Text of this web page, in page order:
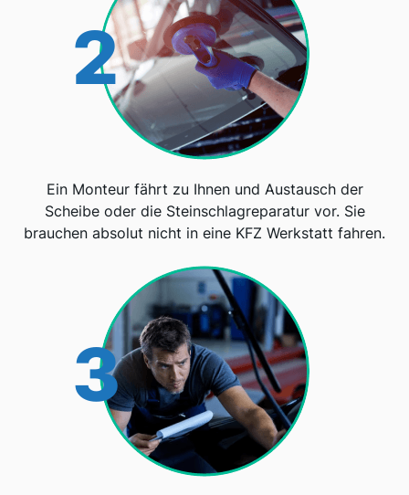
2
Ein Monteur fährt zu Ihnen und Austausch der
Scheibe oder die Steinschlagreparatur vor. Sie
brauchen absolut nicht in eine KFZ Werkstatt fahren.
3